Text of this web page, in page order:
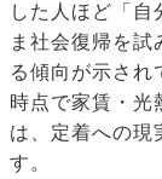
した人ほど「自
ま社会復帰を
る傾向が示され
時点で家賃・光
は、定着への現
す。